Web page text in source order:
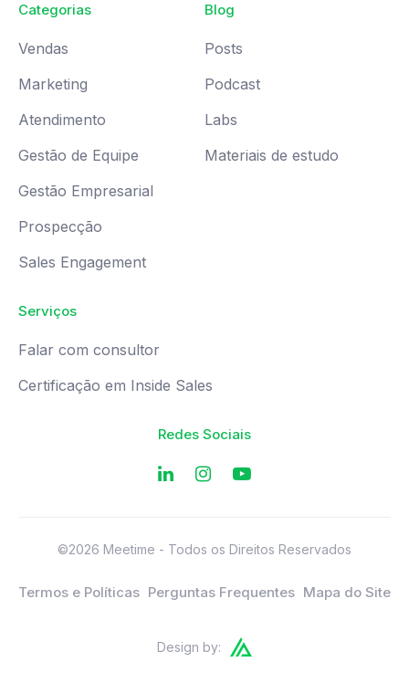
Categorias
Vendas
Marketing
Atendimento
Gestão de Equipe
Gestão Empresarial
Prospecção
Sales Engagement
Blog
Posts
Podcast
Labs
Materiais de estudo
Serviços
Falar com consultor
Certificação em Inside Sales
Redes Sociais
©2026 Meetime - Todos os Direitos Reservados
Termos e Políticas Perguntas Frequentes Mapa do Site
Design by: